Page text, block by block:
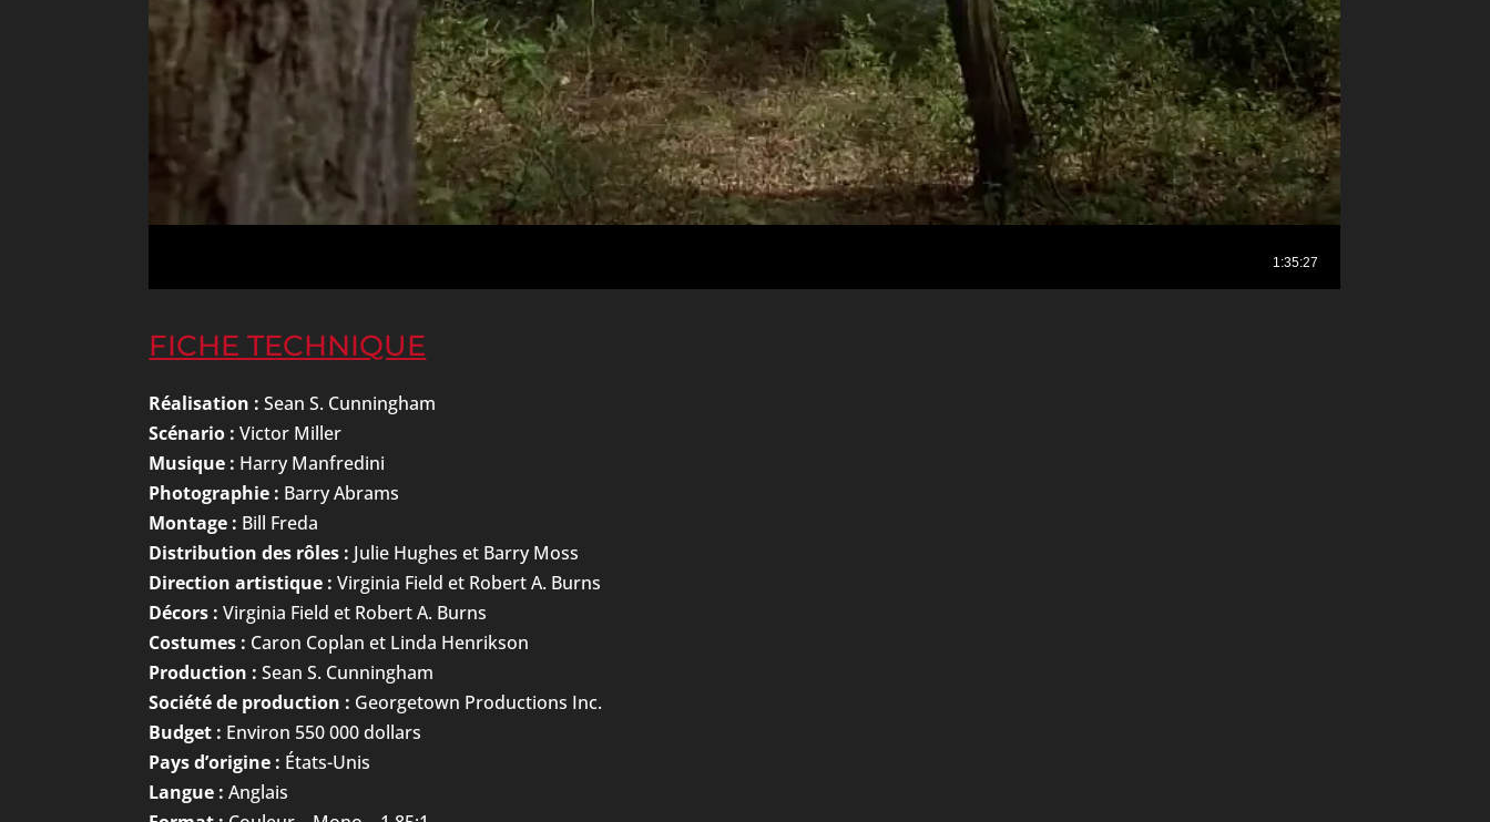
FICHE TECHNIQUE
Réalisation : Sean S. Cunningham
Scénario : Victor Miller
Musique : Harry Manfredini
Photographie : Barry Abrams
Montage : Bill Freda
Distribution des rôles : Julie Hughes et Barry Moss
Direction artistique : Virginia Field et Robert A. Burns
Décors : Virginia Field et Robert A. Burns
Costumes : Caron Coplan et Linda Henrikson
Production : Sean S. Cunningham
Société de production : Georgetown Productions Inc.
Budget : Environ 550 000 dollars
Pays d’origine : États-Unis
Langue : Anglais